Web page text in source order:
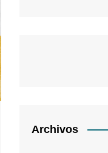
Archivos